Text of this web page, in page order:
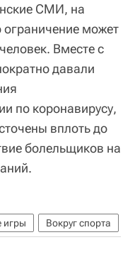
СМИ, на
ограничение может
Вместе с
давали
по коронавирусу,
вплоть до
болельщиков на
игры Вокруг спорта